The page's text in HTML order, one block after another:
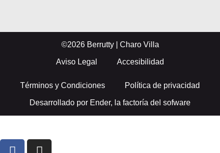
©2026 Berrutty | Charo Villa
Aviso Legal Accesibilidad
Términos y Condiciones Política de privacidad
Desarrollado por Ender, la factoría del sofware